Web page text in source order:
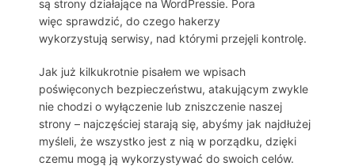
są strony działające na WordPressie. Pora
więc sprawdzić, do czego hakerzy
wykorzystują serwisy, nad którymi przejęli kontrolę.
Jak już kilkukrotnie pisałem we wpisach
poświęconych bezpieczeństwu, atakującym zwykle
nie chodzi o wyłączenie lub zniszczenie naszej
strony – najczęściej starają się, abyśmy jak najdłużej
myśleli, że wszystko jest z nią w porządku, dzięki
czemu mogą ją wykorzystywać do swoich celów.